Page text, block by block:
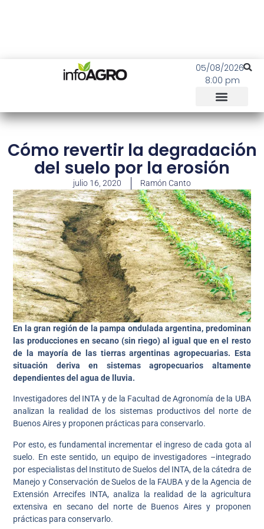
05/08/2026
8:00 pm
Cómo revertir la degradación
del suelo por la erosión
julio 16, 2020 Ramón Canto
En la gran región de la pampa ondulada argentina, predominan
las producciones en secano (sin riego) al igual que en el resto
de la mayoría de las tierras argentinas agropecuarias. Esta
situación deriva en sistemas agropecuarios altamente
dependientes del agua de lluvia.
Investigadores del INTA y de la Facultad de Agronomía de la UBA
analizan la realidad de los sistemas productivos del norte de
Buenos Aires y proponen prácticas para conservarlo.
Por esto, es fundamental incrementar el ingreso de cada gota al
suelo. En este sentido, un equipo de investigadores –integrado
por especialistas del Instituto de Suelos del INTA, de la cátedra de
Manejo y Conservación de Suelos de la FAUBA y de la Agencia de
Extensión Arrecifes INTA, analiza la realidad de la agricultura
extensiva en secano del norte de Buenos Aires y proponen
prácticas para conservarlo.